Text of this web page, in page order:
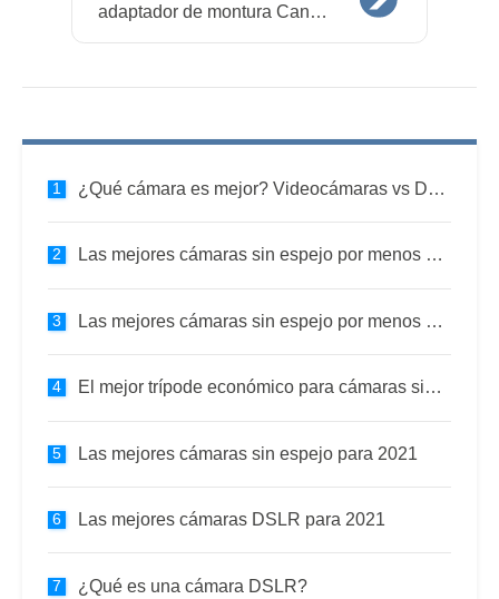
adaptador de montura Canon
EF a RF
¿Qué cámara es mejor? Videocámaras vs DSLR vs Mirrorless
Las mejores cámaras sin espejo por menos de $ 2000 para video y fotografía 2022
Las mejores cámaras sin espejo por menos de $ 1000 (2022)
El mejor trípode económico para cámaras sin espejo para fotografía y video (2022)
Las mejores cámaras sin espejo para 2021
Las mejores cámaras DSLR para 2021
¿Qué es una cámara DSLR?